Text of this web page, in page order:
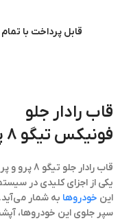
قابل پرداخت با
قاب رادار جلو
فونیکس تیگو 8 پرو
قاب رادار جلو
یکی از اجزای کلیدی در
این خودروها به شمار
سپر جلوی این خودروها،